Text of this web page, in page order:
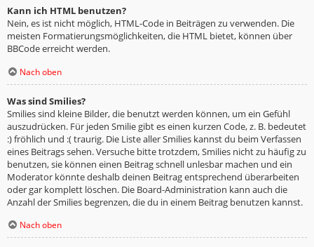
Kann ich HTML benutzen?
Nein, es ist nicht möglich, HTML-Code in Beiträgen zu verwenden. Die
meisten Formatierungsmöglichkeiten, die HTML bietet, können über
BBCode erreicht werden.
Nach oben
Was sind Smilies?
Smilies sind kleine Bilder, die benutzt werden können, um ein Gefühl
auszudrücken. Für jeden Smilie gibt es einen kurzen Code, z. B. bedeutet
:) fröhlich und :( traurig. Die Liste aller Smilies kannst du beim Verfassen
eines Beitrags sehen. Versuche bitte trotzdem, Smilies nicht zu häufig zu
benutzen, sie können einen Beitrag schnell unlesbar machen und ein
Moderator könnte deshalb deinen Beitrag entsprechend überarbeiten
oder gar komplett löschen. Die Board-Administration kann auch die
Anzahl der Smilies begrenzen, die du in einem Beitrag benutzen kannst.
Nach oben